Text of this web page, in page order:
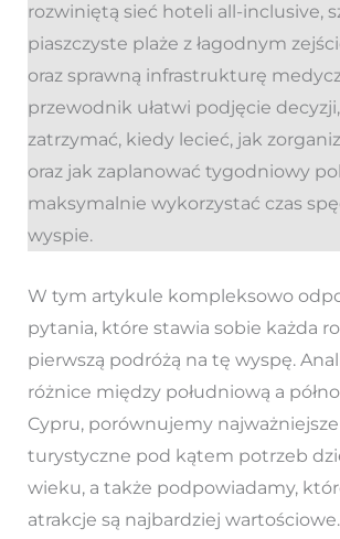
rozwiniętą sieć hoteli all-inclusive,
piaszczyste plaże z łagodnym
oraz sprawną infrastrukturę
przewodnik ułatwi podjęcie
zatrzymać, kiedy lecieć, jak
oraz jak zaplanować tygodniowy
maksymalnie wykorzystać czas
wyspie.
W tym artykule kompleksowo
pytania, które stawia sobie każda
pierwszą podróżą na tę wyspę.
różnice między południową a
Cypru, porównujemy
turystyczne pod kątem potrzeb
wieku, a także podpowiadamy,
atrakcje są najbardziej wartościowe.